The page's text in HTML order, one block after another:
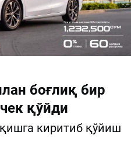
боғлиқ бир
қўйди
киритиб қўйиш